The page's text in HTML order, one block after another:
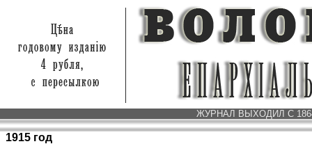
ЖУРНАЛ ВЫХОДИЛ С
1915 год